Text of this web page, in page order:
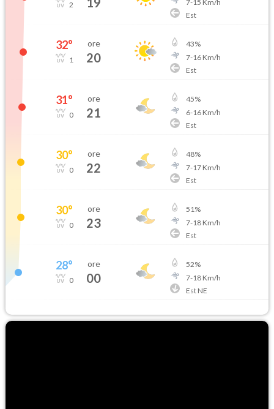
2
7-15 Km/h
Est
32°
1
ore
20
43%
7-16Km/h
Est
31°
0
ore
21
45%
6-16Km/h
Est
30°
0
ore
22
48%
7-17Km/h
Est
30°
0
ore
23
51%
7-18Km/h
Est
28°
0
ore
00
52%
7-18Km/h
Est NE